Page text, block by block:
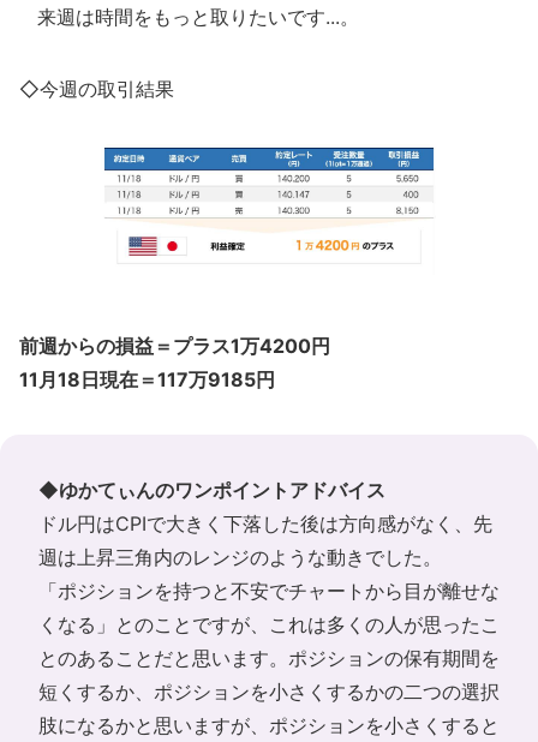
来週は時間をもっと取りたいです...。
◇今週の取引結果
前週からの損益＝プラス1万4200円
11月18日現在＝117万9185円
◆ゆかてぃんのワンポイントアドバイス
ドル円はCPIで大きく下落した後は方向感がなく、先
週は上昇三角内のレンジのような動きでした。
「ポジションを持つと不安でチャートから目が離せな
くなる」とのことですが、これは多くの人が思ったこ
とのあることだと思います。ポジションの保有期間を
短くするか、ポジションを小さくするかの二つの選択
肢になるかと思いますが、ポジションを小さくすると